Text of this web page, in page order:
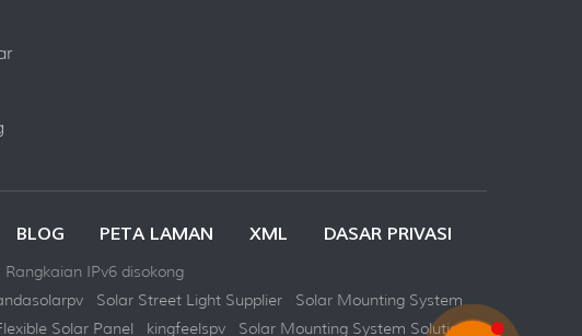
BLOG PETA LAMAN XML DASAR PRIVASI
Rangkaian IPv6 disokong
Solar Street Light Supplier
Solar Mounting System
Solar Panel kingfeelspv Solar Mounting System Solution